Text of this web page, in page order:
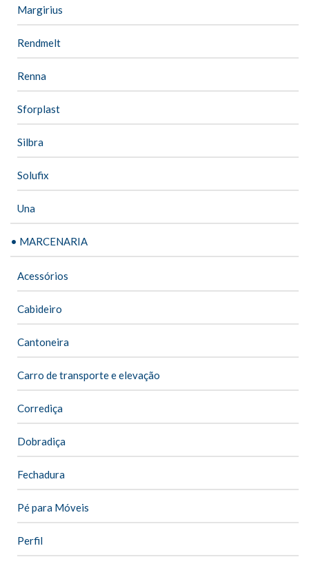
Margirius
Rendmelt
Renna
Sforplast
Silbra
Solufix
Una
• MARCENARIA
Acessórios
Cabideiro
Cantoneira
Carro de transporte e elevação
Corrediça
Dobradiça
Fechadura
Pé para Móveis
Perfil